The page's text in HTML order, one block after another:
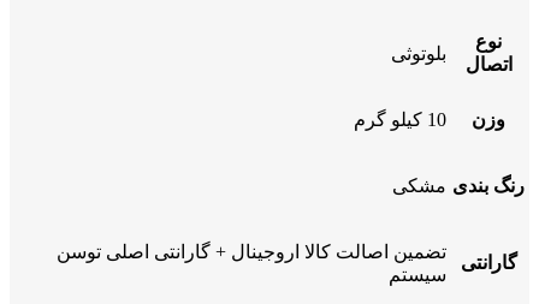
نوع
اتصال
بلوتوثی
وزن 10 کیلو گرم
رنگ بندی مشکی
گارانتی
تضمین اصالت کالا اروجینال + گارانتی اصلی توسن
سیستم